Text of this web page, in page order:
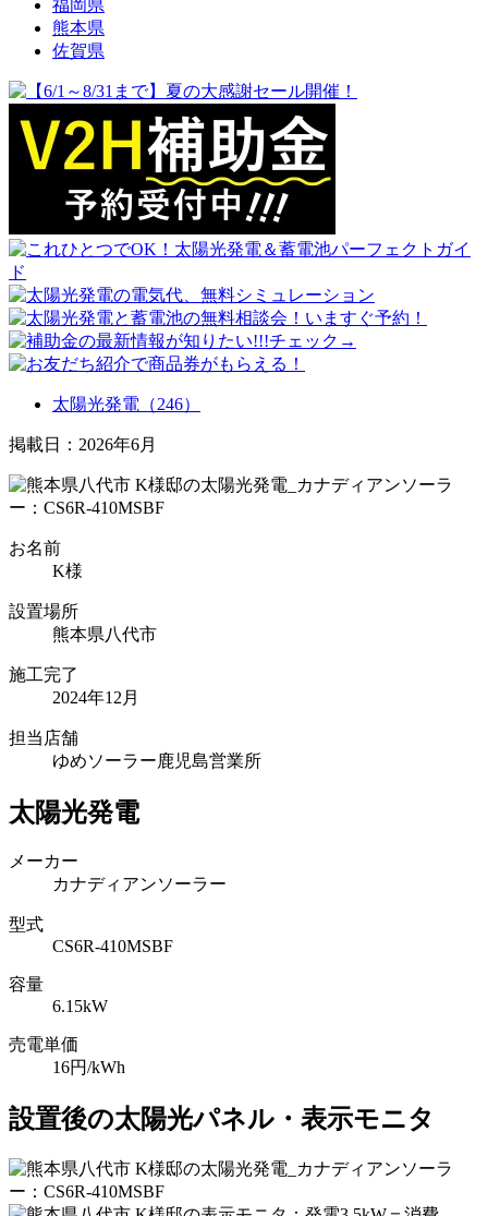
福岡県
熊本県
佐賀県
太陽光発電（246）
掲載日：2026年6月
お名前
K様
設置場所
熊本県八代市
施工完了
2024年12月
担当店舗
ゆめソーラー鹿児島営業所
太陽光発電
メーカー
カナディアンソーラー
型式
CS6R-410MSBF
容量
6.15kW
売電単価
16円/kWh
設置後の太陽光パネル・表示モニタ